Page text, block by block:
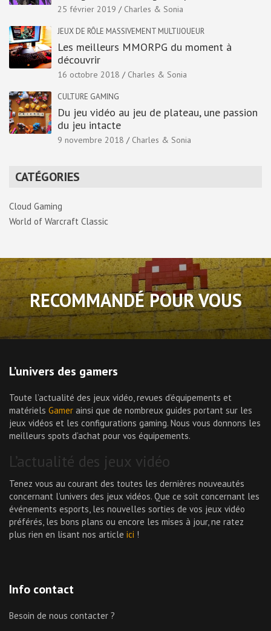
25 février 2019 Charles & Sonia
JEUX DE RÔLE MASSIVEMENT MULTIJOUEUR
Les meilleurs MMORPG du moment à
découvrir
16 octobre 2018 Charles & Sonia
CULTURE GAMING
Du jeu vidéo au jeu de plateau, une passion
du jeu intacte
9 novembre 2018 Charles & Sonia
CATÉGORIES
Cloud Gaming
World of Warcraft Classic
RECOMMANDÉ POUR VOUS
L’univers des gamers
Toute l’actualité des jeux vidéo, revues d’équipements et
matériels Gamer ainsi que de nombreux guides portant sur les
jeux vidéos et les configurations gaming. Nous vous donnons les
meilleurs spots d’achat pour vos équipements.
L’actualité des jeux vidéo
Tenez vous au courant des toutes les dernières nouveautés
concernant l’univers des jeux vidéos. Que ce soit concernant les
événements esports, les nouvelles sorties de vos jeux vidéo
préférés, les bons plans ou encore les mises à jour, ne ratez
plus rien en lisant nos article ici !
Info contact
Besoin de nous contacter ?